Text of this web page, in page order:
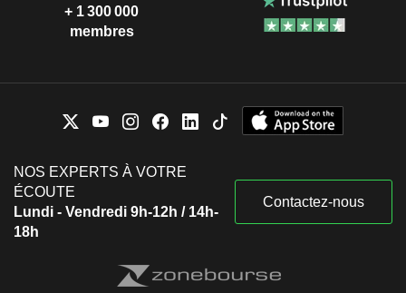
+ 1 300 000
membres
NOS EXPERTS À VOTRE
ÉCOUTE
Lundi - Vendredi 9h-12h / 14h-
18h
Contactez-nous